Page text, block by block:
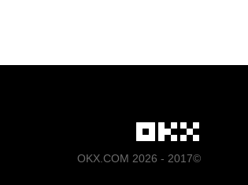
©2017 - 2026 OKX.COM